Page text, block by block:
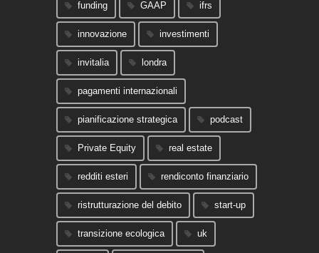
funding GAAP ifrs
innovazione investimenti
invitalia londra
pagamenti internazionali
pianificazione strategica podcast
Private Equity real estate
redditi esteri rendiconto finanziario
ristrutturazione del debito start-up
transizione ecologica uk